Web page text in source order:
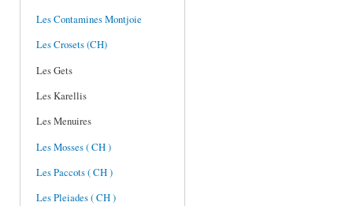
Les Contamines Montjoie
Les Crosets (CH)
Les Gets
Les Karellis
Les Menuires
Les Mosses ( CH )
Les Paccots ( CH )
Les Pleiades ( CH )